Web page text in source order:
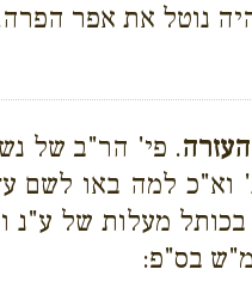
נוטל את אפר
. פי' הר"ב של
וא"כ למה באו לשם
בכותל מעלות של ע"נ
בס"פ: